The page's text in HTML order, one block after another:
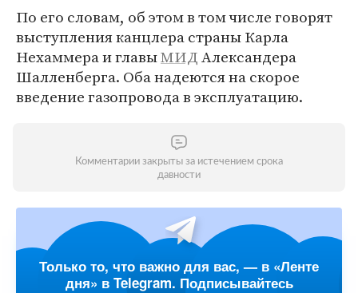
По его словам, об этом в том числе говорят
выступления канцлера страны Карла
Нехаммера и главыМИДАлександера
Шалленберга. Оба надеются на скорое
введение газопровода в эксплуатацию.
Комментарии закрыты за истечением срока
давности
Только то, что важно для вас, — в «Ленте
дня» в Telegram. Подписывайтесь